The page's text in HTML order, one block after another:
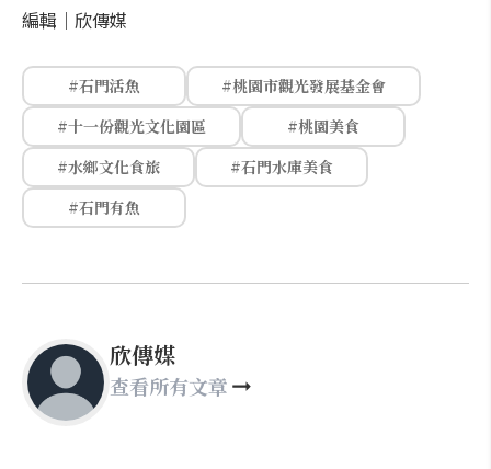
編輯｜ 欣傳媒
#石門活魚
#桃園市觀光發展基金會
#十一份觀光文化園區
#桃園美食
#水鄉文化食旅
#石門水庫美食
#石門有魚
欣傳媒
查看所有文章